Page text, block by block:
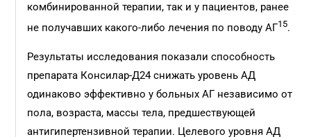
комбинированной терапии, так и у пациентов, ранее
не получавших какого-либо лечения по поводу АГ15.
Результаты исследования показали способность
препарата Консилар-Д24 снижать уровень АД
одинаково эффективно у больных АГ независимо от
пола, возраста, массы тела, предшествующей
антигипертензивной терапии. Целевого уровня АД